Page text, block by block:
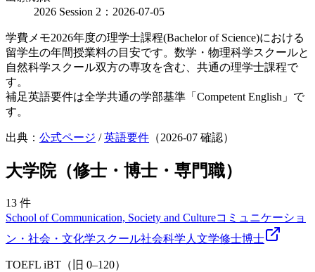
2026 Session 2：2026-07-05
学費メモ2026年度の理学士課程(Bachelor of Science)における
留学生の年間授業料の目安です。数学・物理科学スクールと
自然科学スクール双方の専攻を含む、共通の理学士課程で
す。
補足英語要件は全学共通の学部基準「Competent English」で
す。
出典： 公式ページ /英語要件 （2026-07 確認）
大学院（修士・博士・専門職）
13 件
School of Communication, Society and Cultureコミュニケーショ
ン・社会・文化学スクール社会科学 人文学修士博士
TOEFL iBT（旧 0–120）